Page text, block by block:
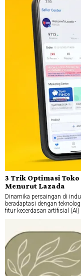
3 Trik Optimasi
Menurut Lazada
Dinamika persaingan di
beradaptasi dengan
fitur kecerdasan artifisial (AI)